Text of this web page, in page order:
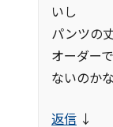
いし
パンツの
オーダー
ないのかな
返信 ↓